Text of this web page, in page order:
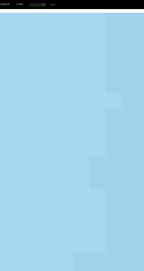
投资者关系 关于我们 中EN